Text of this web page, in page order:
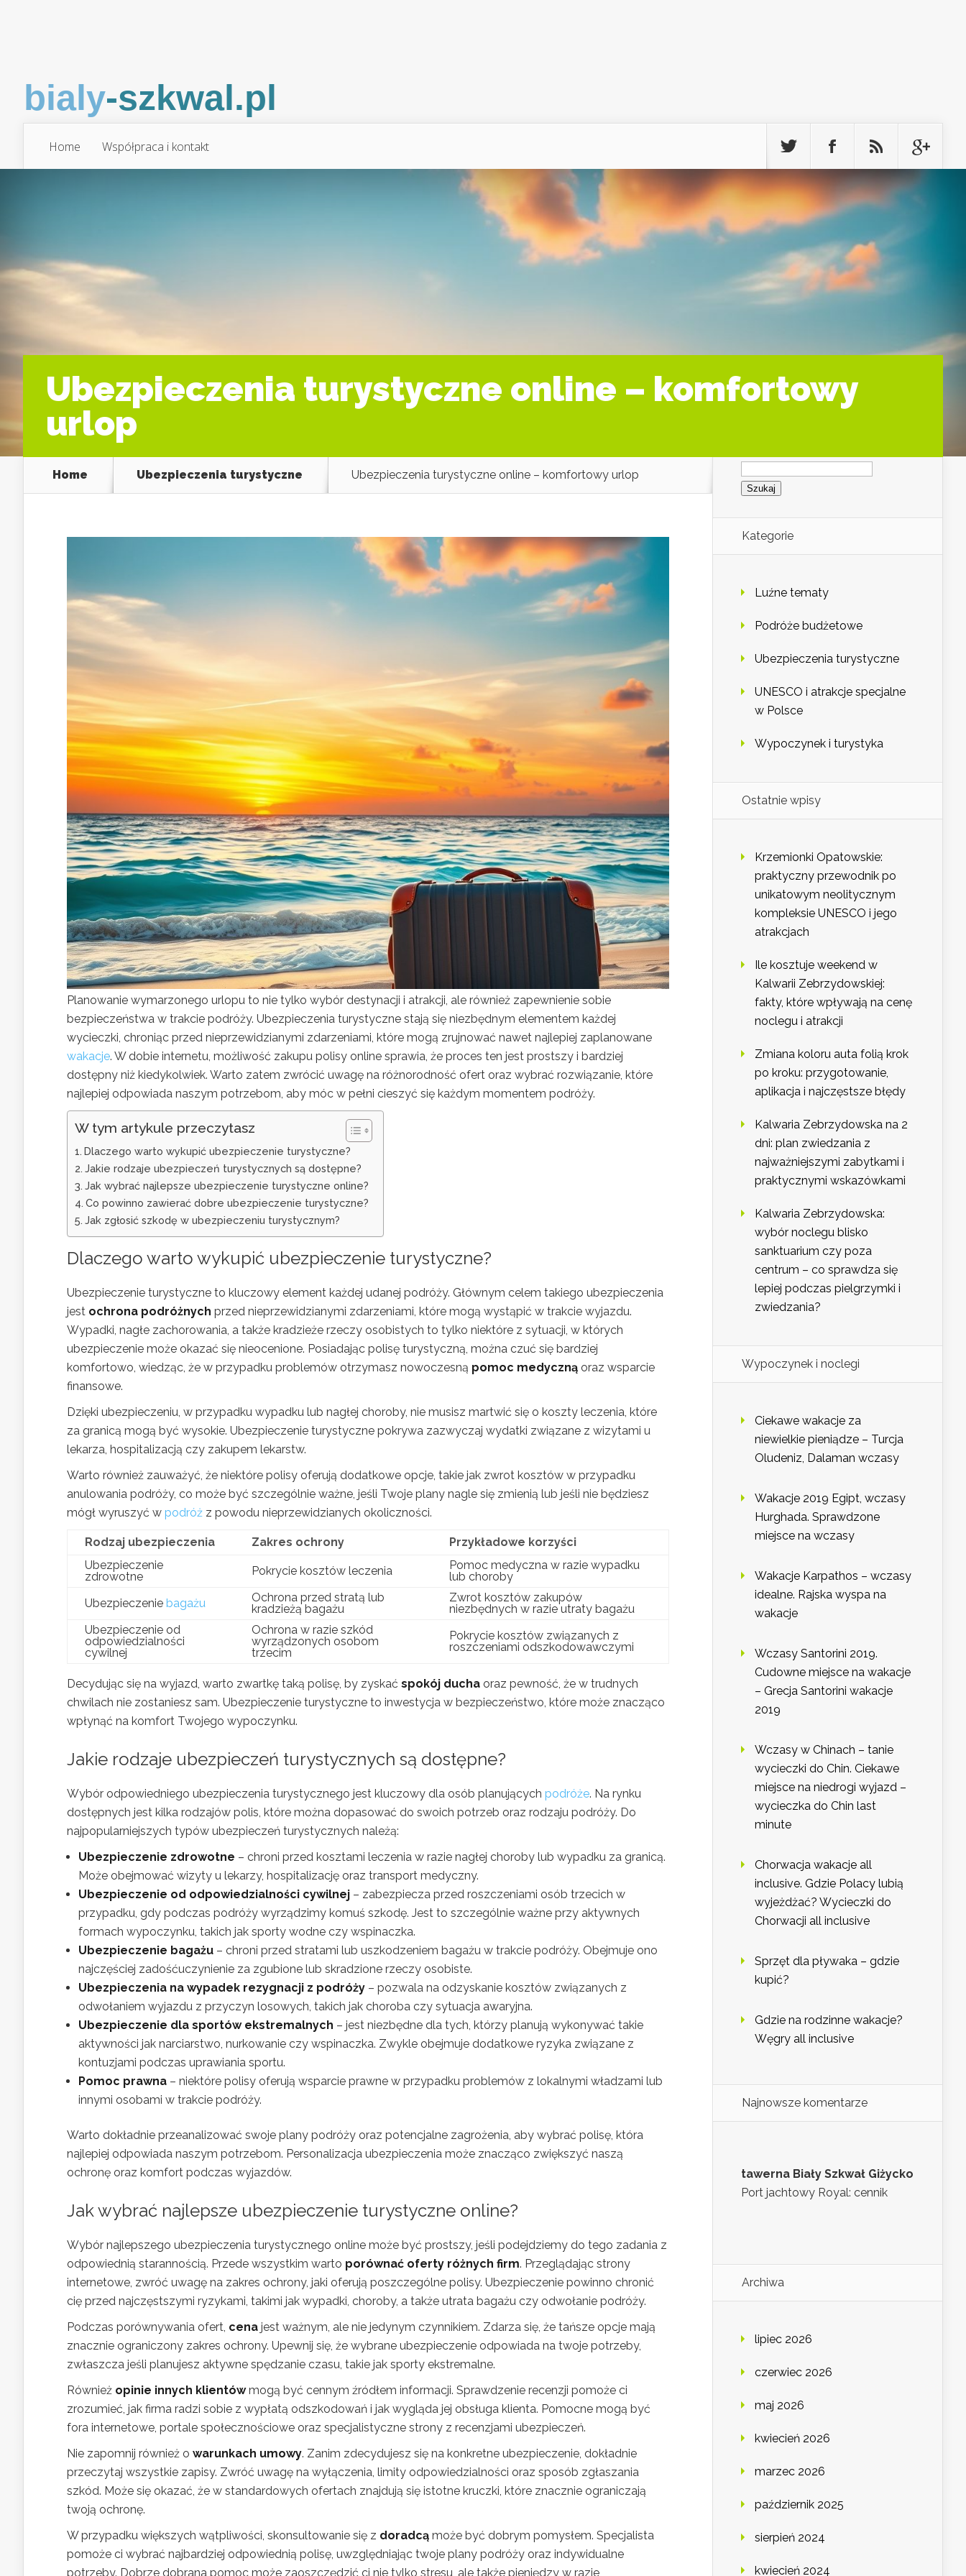
Home Współpraca i kontakt
Ubezpieczenia turystyczne online – komfortowy
urlop
Home Ubezpieczenia turystyczne Ubezpieczenia turystyczne online – komfortowy urlop
Planowanie wymarzonego urlopu to nie tylko wybór destynacji i atrakcji, ale również zapewnienie sobie
bezpieczeństwa w trakcie podróży. Ubezpieczenia turystyczne stają się niezbędnym elementem każdej
wycieczki, chroniąc przed nieprzewidzianymi zdarzeniami, które mogą zrujnować nawet najlepiej zaplanowane
wakacje. W dobie internetu, możliwość zakupu polisy online sprawia, że proces ten jest prostszy i bardziej
dostępny niż kiedykolwiek. Warto zatem zwrócić uwagę na różnorodność ofert oraz wybrać rozwiązanie, które
najlepiej odpowiada naszym potrzebom, aby móc w pełni cieszyć się każdym momentem podróży.
W tym artykule przeczytasz
Dlaczego warto wykupić ubezpieczenie turystyczne?
Jakie rodzaje ubezpieczeń turystycznych są dostępne?
Jak wybrać najlepsze ubezpieczenie turystyczne online?
Co powinno zawierać dobre ubezpieczenie turystyczne?
Jak zgłosić szkodę w ubezpieczeniu turystycznym?
Dlaczego warto wykupić ubezpieczenie turystyczne?
Ubezpieczenie turystyczne to kluczowy element każdej udanej podróży. Głównym celem takiego ubezpieczenia
jest ochrona podróżnych przed nieprzewidzianymi zdarzeniami, które mogą wystąpić w trakcie wyjazdu.
Wypadki, nagłe zachorowania, a także kradzieże rzeczy osobistych to tylko niektóre z sytuacji, w których
ubezpieczenie może okazać się nieocenione. Posiadając polisę turystyczną, można czuć się bardziej
komfortowo, wiedząc, że w przypadku problemów otrzymasz nowoczesną pomoc medyczną oraz wsparcie
finansowe.
Dzięki ubezpieczeniu, w przypadku wypadku lub nagłej choroby, nie musisz martwić się o koszty leczenia, które
za granicą mogą być wysokie. Ubezpieczenie turystyczne pokrywa zazwyczaj wydatki związane z wizytami u
lekarza, hospitalizacją czy zakupem lekarstw.
Warto również zauważyć, że niektóre polisy oferują dodatkowe opcje, takie jak zwrot kosztów w przypadku
anulowania podróży, co może być szczególnie ważne, jeśli Twoje plany nagle się zmienią lub jeśli nie będziesz
mógł wyruszyć w podróż z powodu nieprzewidzianych okoliczności.
Rodzaj ubezpieczenia Zakres ochrony
Przykładowe korzyści
Ubezpieczenie
zdrowotne
Pokrycie kosztów leczenia
Pomoc medyczna w razie wypadku
lub choroby
Ubezpieczenie bagażu
Ochrona przed stratą lub
kradzieżą bagażu
Zwrot kosztów zakupów
niezbędnych w razie utraty bagażu
Ubezpieczenie od
odpowiedzialności
cywilnej
Ochrona w razie szkód
wyrządzonych osobom
trzecim
Pokrycie kosztów związanych z
roszczeniami odszkodowawczymi
Decydując się na wyjazd, warto zwartkę taką polisę, by zyskać spokój ducha oraz pewność, że w trudnych
chwilach nie zostaniesz sam. Ubezpieczenie turystyczne to inwestycja w bezpieczeństwo, które może znacząco
wpłynąć na komfort Twojego wypoczynku.
Jakie rodzaje ubezpieczeń turystycznych są dostępne?
Wybór odpowiedniego ubezpieczenia turystycznego jest kluczowy dla osób planujących podróże. Na rynku
dostępnych jest kilka rodzajów polis, które można dopasować do swoich potrzeb oraz rodzaju podróży. Do
najpopularniejszych typów ubezpieczeń turystycznych należą:
Ubezpieczenie zdrowotne – chroni przed kosztami leczenia w razie nagłej choroby lub wypadku za granicą.
Może obejmować wizyty u lekarzy, hospitalizację oraz transport medyczny.
Ubezpieczenie od odpowiedzialności cywilnej – zabezpiecza przed roszczeniami osób trzecich w
przypadku, gdy podczas podróży wyrządzimy komuś szkodę. Jest to szczególnie ważne przy aktywnych
formach wypoczynku, takich jak sporty wodne czy wspinaczka.
Ubezpieczenie bagażu – chroni przed stratami lub uszkodzeniem bagażu w trakcie podróży. Obejmuje ono
najczęściej zadośćuczynienie za zgubione lub skradzione rzeczy osobiste.
Ubezpieczenia na wypadek rezygnacji z podróży – pozwala na odzyskanie kosztów związanych z
odwołaniem wyjazdu z przyczyn losowych, takich jak choroba czy sytuacja awaryjna.
Ubezpieczenie dla sportów ekstremalnych – jest niezbędne dla tych, którzy planują wykonywać takie
aktywności jak narciarstwo, nurkowanie czy wspinaczka. Zwykle obejmuje dodatkowe ryzyka związane z
kontuzjami podczas uprawiania sportu.
Pomoc prawna – niektóre polisy oferują wsparcie prawne w przypadku problemów z lokalnymi władzami lub
innymi osobami w trakcie podróży.
Warto dokładnie przeanalizować swoje plany podróży oraz potencjalne zagrożenia, aby wybrać polisę, która
najlepiej odpowiada naszym potrzebom. Personalizacja ubezpieczenia może znacząco zwiększyć naszą
ochronę oraz komfort podczas wyjazdów.
Jak wybrać najlepsze ubezpieczenie turystyczne online?
Wybór najlepszego ubezpieczenia turystycznego online może być prostszy, jeśli podejdziemy do tego zadania z
odpowiednią starannością. Przede wszystkim warto porównać oferty różnych firm. Przeglądając strony
internetowe, zwróć uwagę na zakres ochrony, jaki oferują poszczególne polisy. Ubezpieczenie powinno chronić
cię przed najczęstszymi ryzykami, takimi jak wypadki, choroby, a także utrata bagażu czy odwołanie podróży.
Podczas porównywania ofert, cena jest ważnym, ale nie jedynym czynnikiem. Zdarza się, że tańsze opcje mają
znacznie ograniczony zakres ochrony. Upewnij się, że wybrane ubezpieczenie odpowiada na twoje potrzeby,
zwłaszcza jeśli planujesz aktywne spędzanie czasu, takie jak sporty ekstremalne.
Również opinie innych klientówmogą być cennym źródłem informacji. Sprawdzenie recenzji pomoże ci
zrozumieć, jak firma radzi sobie z wypłatą odszkodowań i jak wygląda jej obsługa klienta. Pomocne mogą być
fora internetowe, portale społecznościowe oraz specjalistyczne strony z recenzjami ubezpieczeń.
Nie zapomnij również o warunkach umowy. Zanim zdecydujesz się na konkretne ubezpieczenie, dokładnie
przeczytaj wszystkie zapisy. Zwróć uwagę na wyłączenia, limity odpowiedzialności oraz sposób zgłaszania
szkód. Może się okazać, że w standardowych ofertach znajdują się istotne kruczki, które znacznie ograniczają
twoją ochronę.
W przypadku większych wątpliwości, skonsultowanie się z doradcą może być dobrym pomysłem. Specjalista
pomoże ci wybrać najbardziej odpowiednią polisę, uwzględniając twoje plany podróży oraz indywidualne
potrzeby. Dobrze dobrana pomoc może zaoszczędzić ci nie tylko stresu, ale także pieniędzy w razie
Szukaj:
Kategorie
Luźne tematy
Podróże budżetowe
Ubezpieczenia turystyczne
UNESCO i atrakcje specjalne
w Polsce
Wypoczynek i turystyka
Ostatnie wpisy
Krzemionki Opatowskie:
praktyczny przewodnik po
unikatowym neolitycznym
kompleksie UNESCO i jego
atrakcjach
Ile kosztuje weekend w
Kalwarii Zebrzydowskiej:
fakty, które wpływają na cenę
noclegu i atrakcji
Zmiana koloru auta folią krok
po kroku: przygotowanie,
aplikacja i najczęstsze błędy
Kalwaria Zebrzydowska na 2
dni: plan zwiedzania z
najważniejszymi zabytkami i
praktycznymi wskazówkami
Kalwaria Zebrzydowska:
wybór noclegu blisko
sanktuarium czy poza
centrum – co sprawdza się
lepiej podczas pielgrzymki i
zwiedzania?
Wypoczynek i noclegi
Ciekawe wakacje za
niewielkie pieniądze – Turcja
Oludeniz, Dalaman wczasy
Wakacje 2019 Egipt, wczasy
Hurghada. Sprawdzone
miejsce na wczasy
Wakacje Karpathos – wczasy
idealne. Rajska wyspa na
wakacje
Wczasy Santorini 2019.
Cudowne miejsce na wakacje
– Grecja Santorini wakacje
2019
Wczasy w Chinach – tanie
wycieczki do Chin. Ciekawe
miejsce na niedrogi wyjazd –
wycieczka do Chin last
minute
Chorwacja wakacje all
inclusive. Gdzie Polacy lubią
wyjeżdżać? Wycieczki do
Chorwacji all inclusive
Sprzęt dla pływaka – gdzie
kupić?
Gdzie na rodzinne wakacje?
Węgry all inclusive
Najnowsze komentarze
tawerna Biały Szkwał Giżycko
Port jachtowy Royal: cennik
Archiwa
lipiec 2026
czerwiec 2026
maj 2026
kwiecień 2026
marzec 2026
październik 2025
sierpień 2024
kwiecień 2024